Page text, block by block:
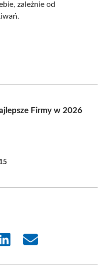
zależnie od
Firmy w 2026
15
Share
Share